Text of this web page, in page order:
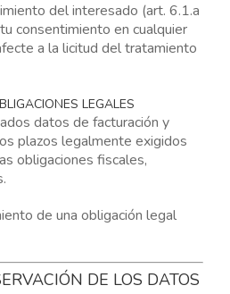
del interesado (art. 6.1.a
consentimiento en cualquier
a la licitud del tratamiento
LEGALES
datos de facturación y
plazos legalmente exigidos
obligaciones fiscales,
de una obligación legal
DE LOS DATOS